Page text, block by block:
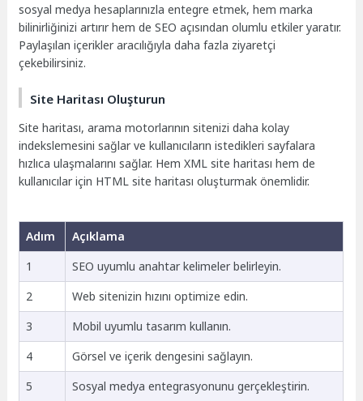
sosyal medya hesaplarınızla entegre etmek, hem marka
bilinirliğinizi artırır hem de SEO açısından olumlu etkiler yaratır.
Paylaşılan içerikler aracılığıyla daha fazla ziyaretçi
çekebilirsiniz.
Site Haritası Oluşturun
Site haritası, arama motorlarının sitenizi daha kolay
indekslemesini sağlar ve kullanıcıların istedikleri sayfalara
hızlıca ulaşmalarını sağlar. Hem XML site haritası hem de
kullanıcılar için HTML site haritası oluşturmak önemlidir.
Adım
Açıklama
1
SEO uyumlu anahtar kelimeler belirleyin.
2
Web sitenizin hızını optimize edin.
3
Mobil uyumlu tasarım kullanın.
4
Görsel ve içerik dengesini sağlayın.
5
Sosyal medya entegrasyonunu gerçekleştirin.